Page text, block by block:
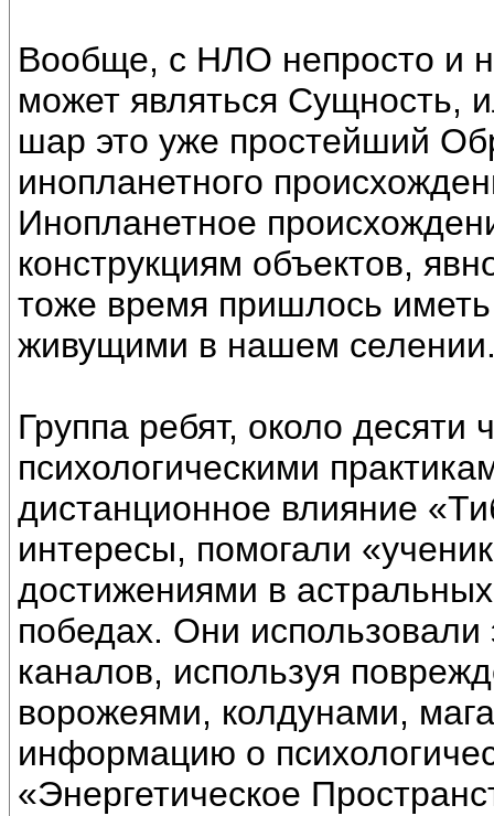
Вообще, с НЛО непросто и
может являться Сущность,
шар это уже простейший
инопланетного
Инопланетное
конструкциям объектов,
тоже время пришлось
живущими в нашем
Группа ребят, около десяти
психологическими
дистанционное влияние
интересы, помогали
достижениями в
победах. Они использовали
каналов, используя
ворожеями, колдунами,
информацию о
«Энергетическое